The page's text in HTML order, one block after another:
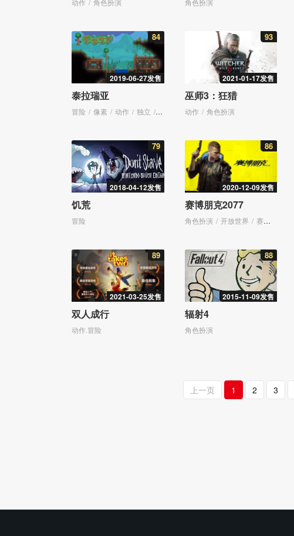
动作 角色扮演 角色扮演
2019-06-27发售
84
泰拉瑞亚
冒险 像素 动作 独立 多人游戏 角色扮演
2021-01-17发售
93
巫师3：狂猎
动作 角色扮演
2018-04-12发售
79
饥荒
冒险
2020-12-09发售
86
赛博朋克2077
角色扮演 开放世界 赛博朋克
2021-03-25发售
89
双人成行
动作.冒险
2015-11-09发售
88
辐射4
角色扮演
上一页 1 2 3